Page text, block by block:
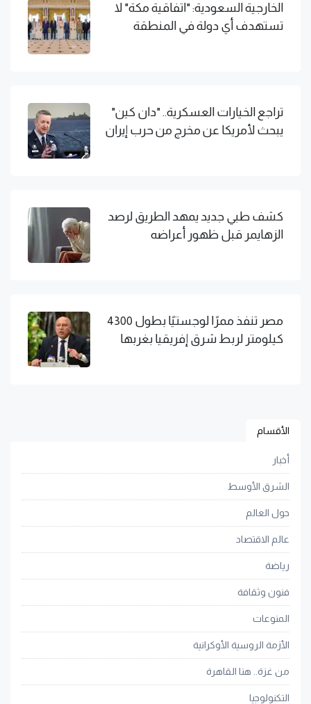
الخارجية السعودية: "اتفاقية مكة" لا
تستهدف أي دولة في المنطقة
تراجع الخيارات العسكرية.. "دان كين"
يبحث لأمريكا عن مخرج من حرب إيران
كشف طبي جديد يمهد الطريق لرصد
الزهايمر قبل ظهور أعراضه
مصر تنفذ ممرًا لوجستيًا بطول 4300
كيلومتر لربط شرق إفريقيا بغربها
الأقسام
أخبار
الشرق الأوسط
حول العالم
عالم الاقتصاد
رياضة
فنون وثقافة
المنوعات
الأزمة الروسية الأوكرانية
من غزة.. هنا القاهرة
التكنولوجيا